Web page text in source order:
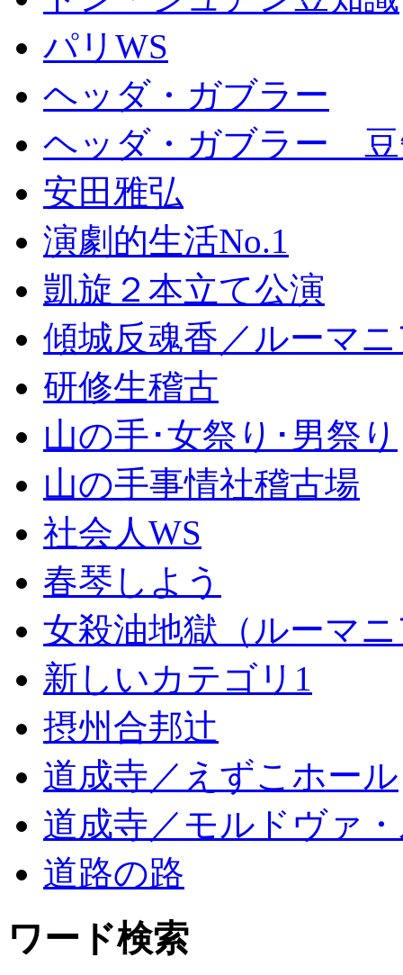
パリWS
ヘッダ・ガブラー
ヘッダ・ガブラー 豆
安田雅弘
演劇的生活No.1
凱旋２本立て公演
傾城反魂香／ルーマ
研修生稽古
山の手･女祭り･男祭り
山の手事情社稽古場
社会人WS
春琴しよう
女殺油地獄（ルーマ
新しいカテゴリ1
摂州合邦辻
道成寺／えずこホール
道成寺／モルドヴァ
道路の路
ワード検索